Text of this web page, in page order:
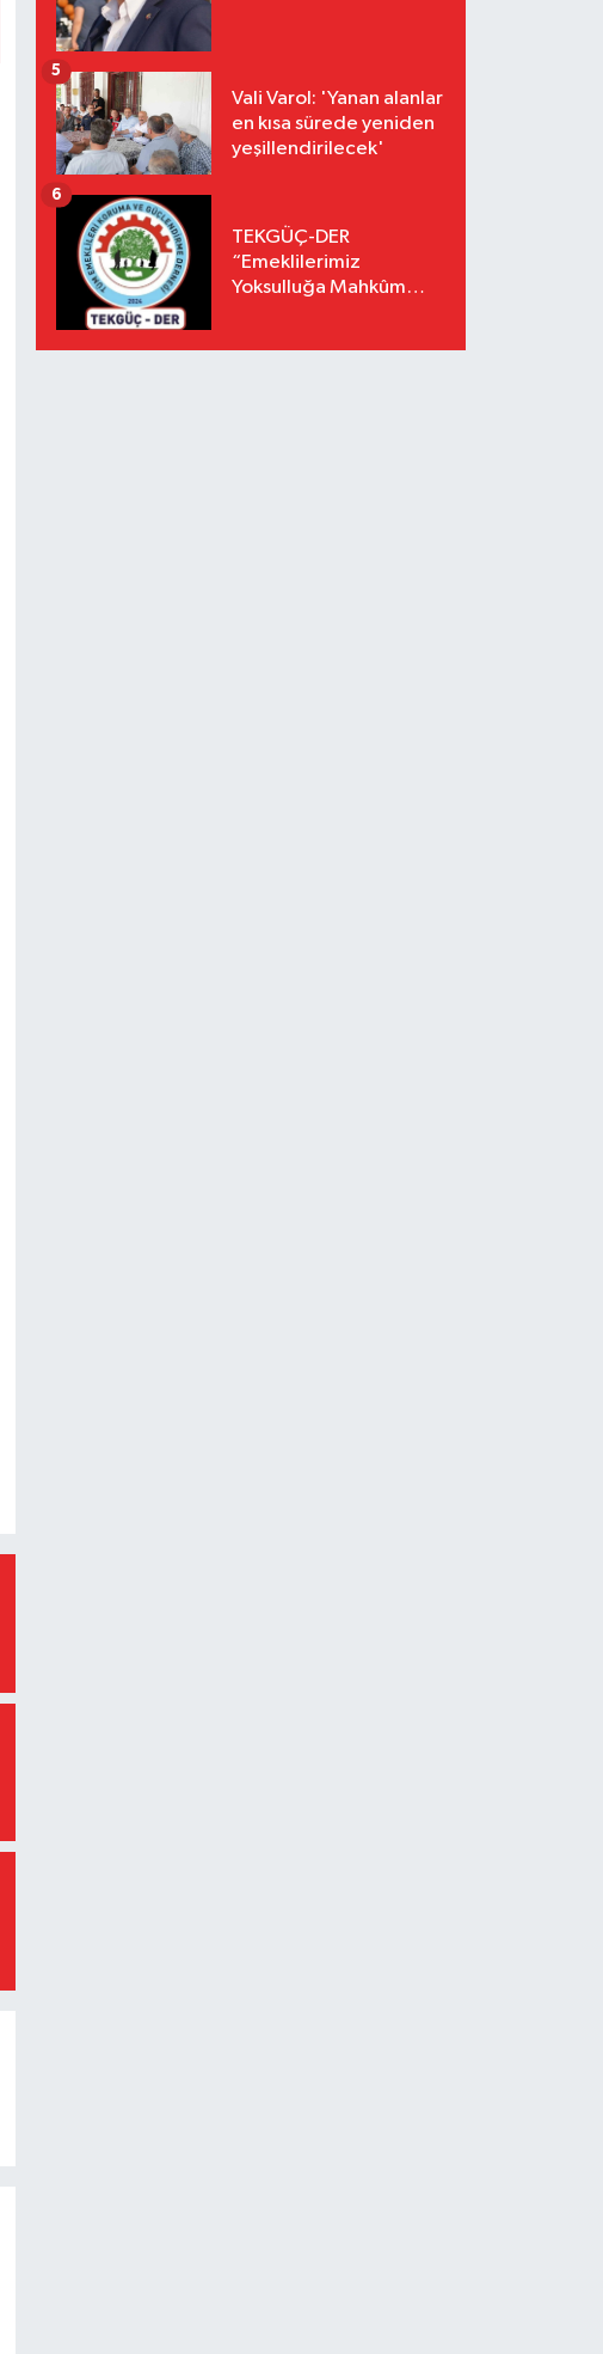
Vali Varol: 'Yanan alanlar
en kısa sürede yeniden
yeşillendirilecek'
5
TEKGÜÇ-DER
“Emeklilerimiz
Yoksulluğa Mahkûm
6